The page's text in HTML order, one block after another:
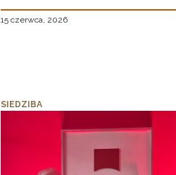
15 czerwca, 2026
SIEDZIBA